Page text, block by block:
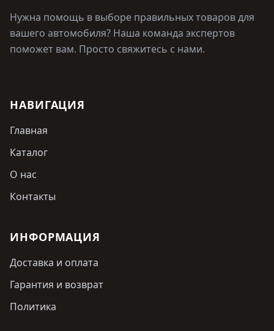
Нужна помощь в выборе правильных товаров для
вашего автомобиля? Наша команда экспертов
поможет вам. Просто свяжитесь с нами.
НАВИГАЦИЯ
Главная
Каталог
О нас
Контакты
ИНФОРМАЦИЯ
Доставка и оплата
Гарантия и возврат
Политика